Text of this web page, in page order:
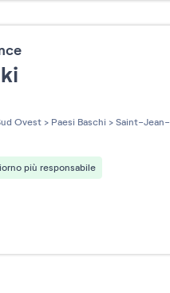
sur 5
Ovest > Paesi Baschi > Saint-Jean-
più responsabile